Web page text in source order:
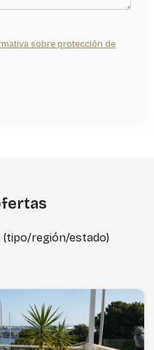
sobre protección de
(tipo/región/estado)